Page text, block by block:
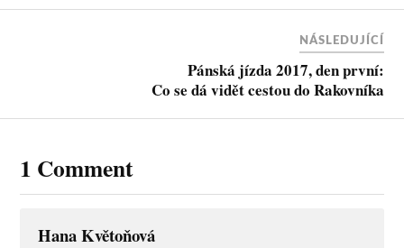
NÁSLEDUJÍCÍ
Pánská jízda 2017, den první:
Co se dá vidět cestou do Rakovníka
1 Comment
Hana Květoňová